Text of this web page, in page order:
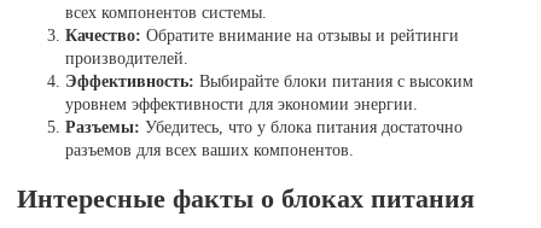
всех компонентов системы.
Качество: Обратите внимание на отзывы и рейтинги
производителей.
Эффективность: Выбирайте блоки питания с высоким
уровнем эффективности для экономии энергии.
Разъемы: Убедитесь, что у блока питания достаточно
разъемов для всех ваших компонентов.
Интересные факты о блоках питания